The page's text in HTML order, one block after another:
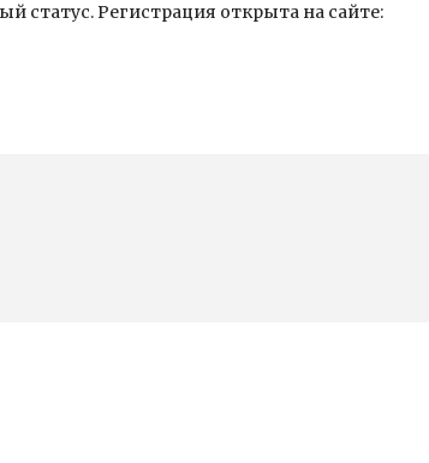
статус. Регистрация открыта на сайте: